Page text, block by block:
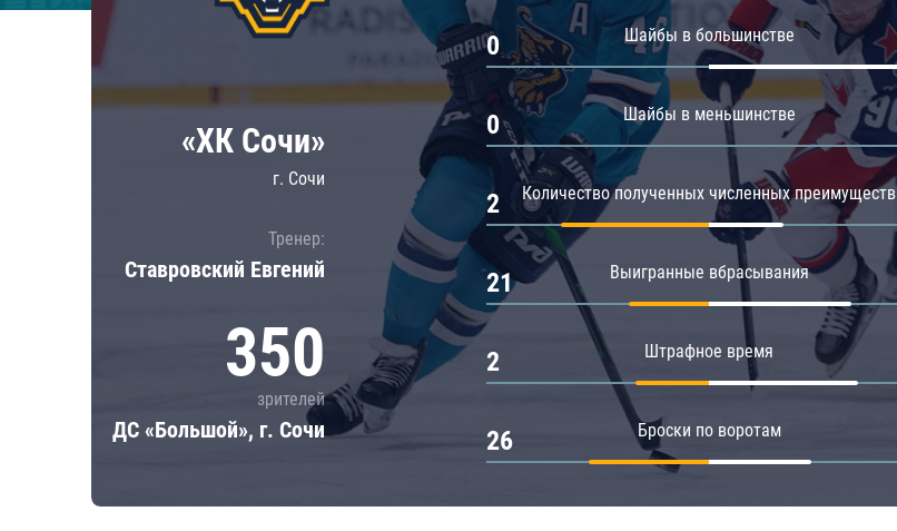
Локомотив
ЦСКА
Шанхайские Драконы
Амур
Барыс
Салават Юлаев
«ХК Сочи»
г. Сочи
Тренер:
Ставровский Евгений
350
зрителей
ДС «Большой», г. Сочи
Шайбы в большинстве
0
Шайбы в меньшинстве
0
Количество полученных численных преимуществ
2
Выигранные вбрасывания
21
Штрафное время
2
Броски по воротам
26